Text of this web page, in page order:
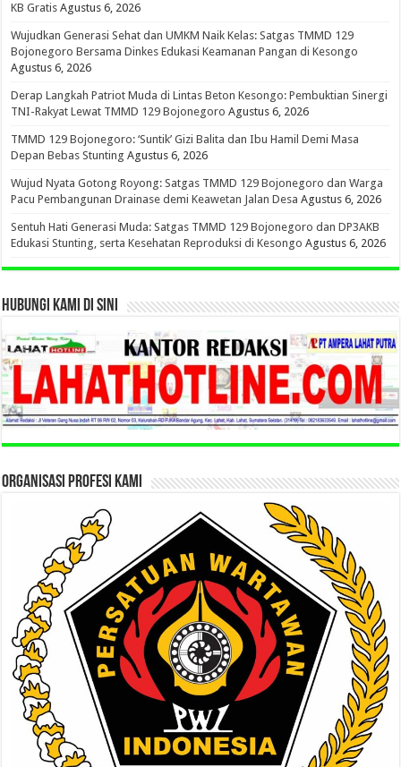
KB Gratis Agustus 6, 2026
Wujudkan Generasi Sehat dan UMKM Naik Kelas: Satgas TMMD 129
Bojonegoro Bersama Dinkes Edukasi Keamanan Pangan di Kesongo
Agustus 6, 2026
Derap Langkah Patriot Muda di Lintas Beton Kesongo: Pembuktian Sinergi
TNI-Rakyat Lewat TMMD 129 Bojonegoro Agustus 6, 2026
TMMD 129 Bojonegoro: ‘Suntik’ Gizi Balita dan Ibu Hamil Demi Masa
Depan Bebas Stunting Agustus 6, 2026
Wujud Nyata Gotong Royong: Satgas TMMD 129 Bojonegoro dan Warga
Pacu Pembangunan Drainase demi Keawetan Jalan Desa Agustus 6, 2026
Sentuh Hati Generasi Muda: Satgas TMMD 129 Bojonegoro dan DP3AKB
Edukasi Stunting, serta Kesehatan Reproduksi di Kesongo Agustus 6, 2026
HUBUNGI KAMI DI SINI
ORGANISASI PROFESI KAMI